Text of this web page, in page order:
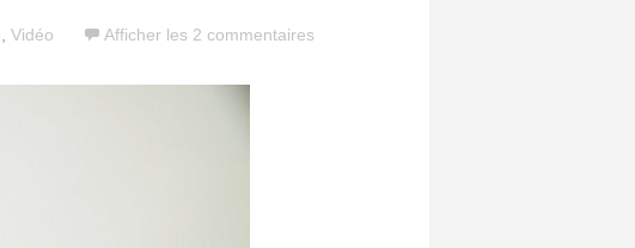
Vidéo Afficher les 2 commentaires